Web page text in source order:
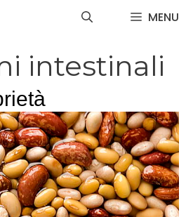
MENU
intestinali